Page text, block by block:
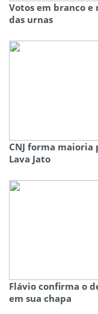
Votos em branco
das urnas
CNJ forma
Lava Jato
Flávio confirma o
em sua chapa